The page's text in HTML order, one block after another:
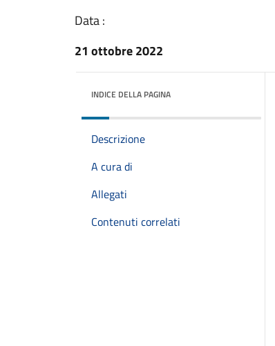
Data :
21 ottobre 2022
INDICE DELLA PAGINA
Descrizione
A cura di
Allegati
Contenuti correlati